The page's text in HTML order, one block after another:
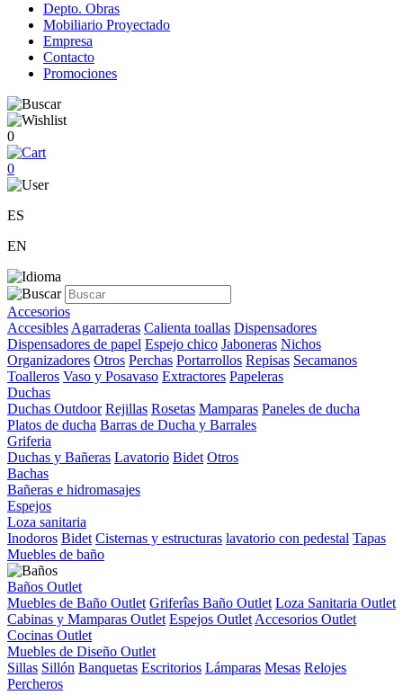
Depto. Obras
Mobiliario Proyectado
Empresa
Contacto
Promociones
0
0
ES
EN
Accesorios
Accesibles Agarraderas Calienta toallas Dispensadores
Dispensadores de papel Espejo chico Jaboneras Nichos
Organizadores Otros Perchas Portarrollos Repisas Secamanos
Toalleros Vaso y Posavaso Extractores Papeleras
Duchas
Duchas Outdoor Rejillas Rosetas Mamparas Paneles de ducha
Platos de ducha Barras de Ducha y Barrales
Griferia
Duchas y Bañeras Lavatorio Bidet Otros
Bachas
Bañeras e hidromasajes
Espejos
Loza sanitaria
Inodoros Bidet Cisternas y estructuras lavatorio con pedestal Tapas
Muebles de baño
Baños Outlet
Muebles de Baño Outlet Griferîas Baño Outlet Loza Sanitaria Outlet
Cabinas y Mamparas Outlet Espejos Outlet Accesorios Outlet
Cocinas Outlet
Muebles de Diseño Outlet
Sillas Sillón Banquetas Escritorios Lámparas Mesas Relojes
Percheros